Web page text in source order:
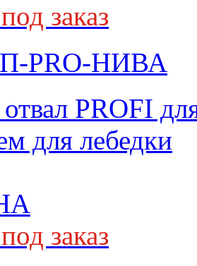
заказ
PRO-НИВА
отвал PROFI
для лебедки
заказ